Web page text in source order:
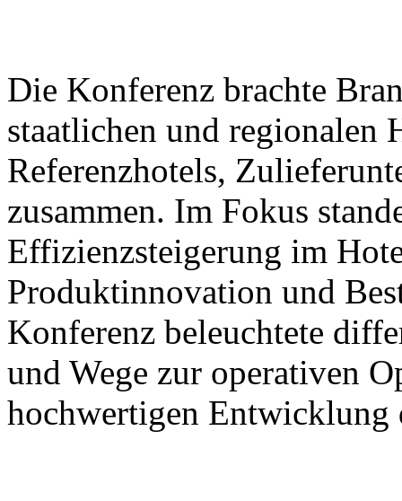
Die Konferenz brachte
staatlichen und regionalen
Referenzhotels,
zusammen. Im Fokus
Effizienzsteigerung im
Produktinnovation und
Konferenz beleuchtete
und Wege zur operativen
hochwertigen Entwicklung